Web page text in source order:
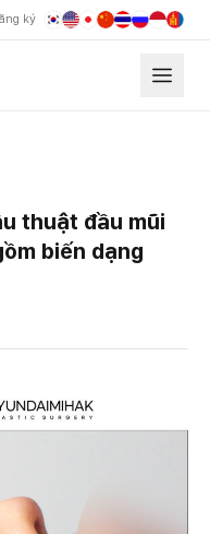
ký
thuật đầu mũi
biến dạng